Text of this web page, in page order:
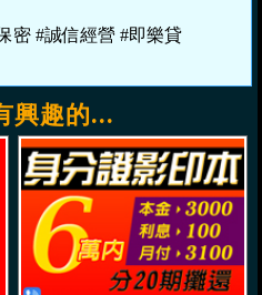
密 #誠信經營 #即樂貸
興趣的...